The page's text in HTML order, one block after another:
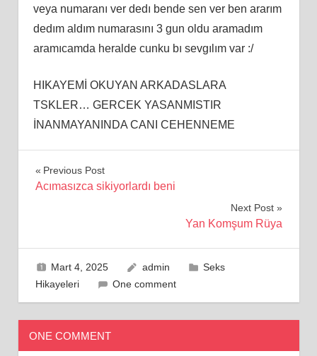
veya numaranı ver dedı bende sen ver ben ararım
dedım aldım numarasını 3 gun oldu aramadım
aramıcamda heralde cunku bı sevgılım var :/
HIKAYEMİ OKUYAN ARKADASLARA
TSKLER… GERCEK YASANMISTIR
İNANMAYANINDA CANI CEHENNEME
Yazı
Previous Post
Acımasızca sikiyorlardı beni
Next Post
Yan Komşum Rüya
Mart 4, 2025 admin
Seks
Hikayeleri
One comment
ONE COMMENT